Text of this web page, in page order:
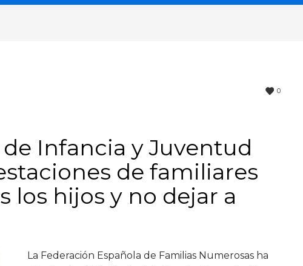
0
Infancia y Juventud
de familiares
los hijos y no dejar a
La Federación Española de Familias Numerosas ha